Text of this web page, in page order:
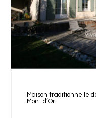
Maison traditionnelle
Mont d’Or